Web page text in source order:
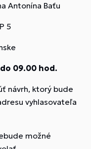
Antonína Baťu
5
09.00 hod.
návrh, ktorý bude
vyhlasovateľa
možné